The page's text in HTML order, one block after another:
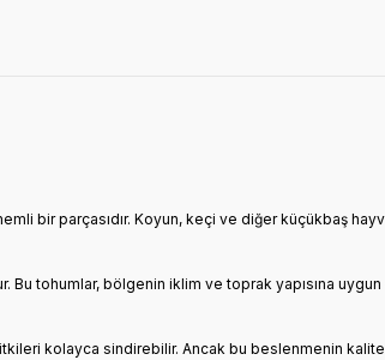
bir parçasıdır. Koyun, keçi ve diğer küçükbaş
Bu tohumlar, bölgenin iklim ve toprak yapısına
kolayca sindirebilir. Ancak bu beslenmenin